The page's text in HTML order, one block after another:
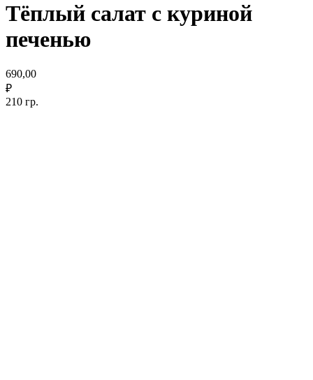
Тёплый салат с куриной
печенью
690,00
₽
210 гр.